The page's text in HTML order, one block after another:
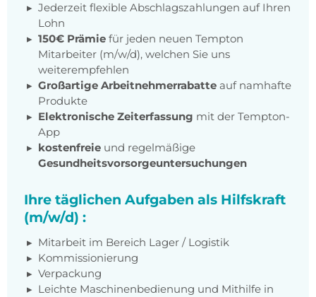
Jederzeit flexible Abschlagszahlungen auf Ihren
Lohn
150€ Prämie für jeden neuen Tempton
Mitarbeiter (m/w/d), welchen Sie uns
weiterempfehlen
Großartige Arbeitnehmerrabatte auf namhafte
Produkte
Elektronische Zeiterfassung mit der Tempton-
App
kostenfreie und regelmäßige
Gesundheitsvorsorgeuntersuchungen
Ihre täglichen Aufgaben als Hilfskraft
(m/w/d) :
Mitarbeit im Bereich Lager / Logistik
Kommissionierung
Verpackung
Leichte Maschinenbedienung und Mithilfe in